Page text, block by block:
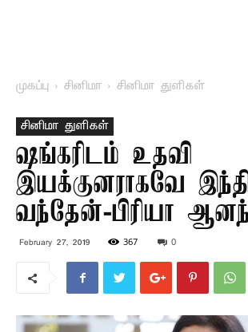
முகப்பு சினிமா சினிமா துளிகள்
சினிமா துளிகள்
ஷங்கரிடம் உதவி
இயக்குனராகவே
வந்தேன்-பிரியா
February 27, 2019 367 0